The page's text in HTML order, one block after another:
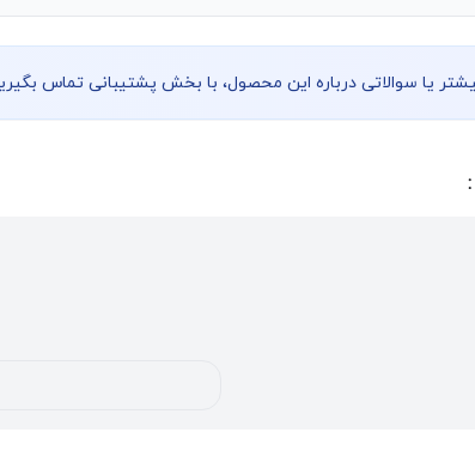
یا سوالاتی درباره این محصول، با بخش پشتیبانی تماس